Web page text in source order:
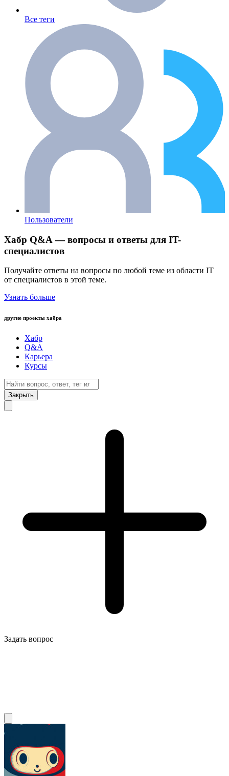
Все теги
Пользователи
Хабр Q&A — вопросы и ответы для IT-
специалистов
Получайте ответы на вопросы по любой теме из области IT
от специалистов в этой теме.
Узнать больше
другие проекты хабра
Хабр
Q&A
Карьера
Курсы
Закрыть
Задать вопрос